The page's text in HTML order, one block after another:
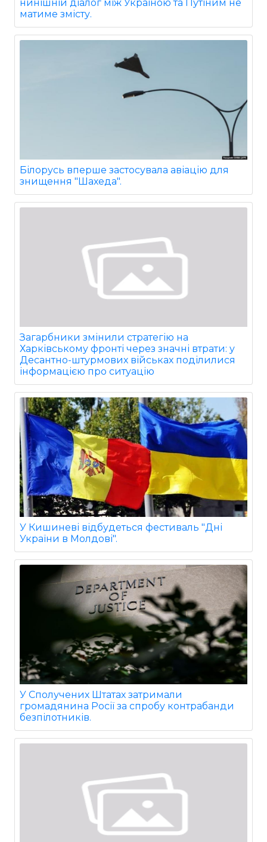
нинішній діалог між Україною та Путіним не
матиме змісту.
Білорусь вперше застосувала авіацію для
знищення "Шахеда".
Загарбники змінили стратегію на
Харківському фронті через значні втрати: у
Десантно-штурмових військах поділилися
інформацією про ситуацію
У Кишиневі відбудеться фестиваль "Дні
України в Молдові".
У Сполучених Штатах затримали
громадянина Росії за спробу контрабанди
безпілотників.